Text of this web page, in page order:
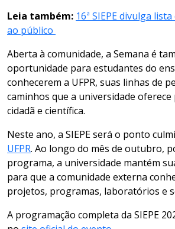
Leia também: 16ª SIEPE divulga
ao público
Aberta à comunidade, a Semana é
oportunidade para estudantes do
conhecerem a UFPR, suas linhas de
caminhos que a universidade
cidadã e científica.
Neste ano, a SIEPE será o ponto
UFPR. Ao longo do mês de outubro,
programa, a universidade mantém
para que a comunidade externa
projetos, programas, laboratórios e
A programação completa da SIEPE